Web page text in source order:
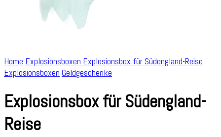
Home Explosionsboxen Explosionsbox für Südengland-Reise
Explosionsboxen Geldgeschenke
Explosionsbox für Südengland-
Reise